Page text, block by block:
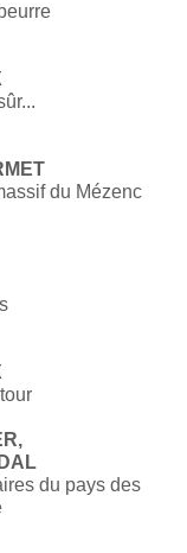
du Mézenc
du pays des